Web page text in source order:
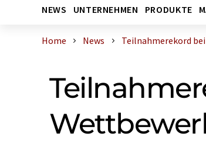
NEWS UNTERNEHMEN PRODUKTE
Home News Teilnahmerekord